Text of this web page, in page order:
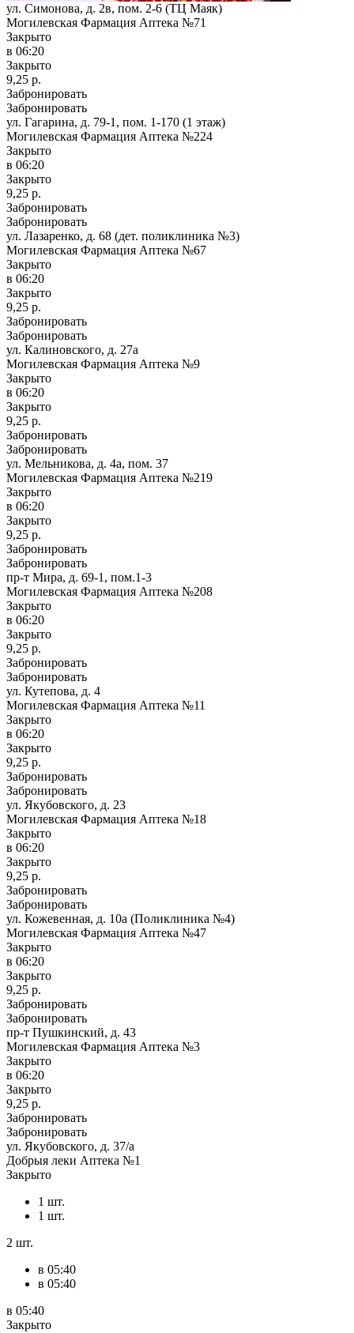
ул. Симонова, д. 2в, пом. 2-6 (ТЦ Маяк)
Могилевская Фармация Аптека №71
Закрыто
в 06:20
Закрыто
9,25 р.
Забронировать
Забронировать
ул. Гагарина, д. 79-1, пом. 1-170 (1 этаж)
Могилевская Фармация Аптека №224
Закрыто
в 06:20
Закрыто
9,25 р.
Забронировать
Забронировать
ул. Лазаренко, д. 68 (дет. поликлиника №3)
Могилевская Фармация Аптека №67
Закрыто
в 06:20
Закрыто
9,25 р.
Забронировать
Забронировать
ул. Калиновского, д. 27а
Могилевская Фармация Аптека №9
Закрыто
в 06:20
Закрыто
9,25 р.
Забронировать
Забронировать
ул. Мельникова, д. 4а, пом. 37
Могилевская Фармация Аптека №219
Закрыто
в 06:20
Закрыто
9,25 р.
Забронировать
Забронировать
пр-т Мира, д. 69-1, пом.1-3
Могилевская Фармация Аптека №208
Закрыто
в 06:20
Закрыто
9,25 р.
Забронировать
Забронировать
ул. Кутепова, д. 4
Могилевская Фармация Аптека №11
Закрыто
в 06:20
Закрыто
9,25 р.
Забронировать
Забронировать
ул. Якубовского, д. 23
Могилевская Фармация Аптека №18
Закрыто
в 06:20
Закрыто
9,25 р.
Забронировать
Забронировать
ул. Кожевенная, д. 10а (Поликлиника №4)
Могилевская Фармация Аптека №47
Закрыто
в 06:20
Закрыто
9,25 р.
Забронировать
Забронировать
пр-т Пушкинский, д. 43
Могилевская Фармация Аптека №3
Закрыто
в 06:20
Закрыто
9,25 р.
Забронировать
Забронировать
ул. Якубовского, д. 37/а
Добрыя леки Аптека №1
Закрыто
1 шт.
1 шт.
2 шт.
в 05:40
в 05:40
в 05:40
Закрыто